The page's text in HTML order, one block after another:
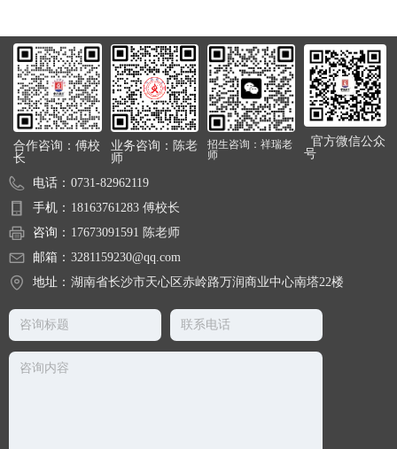
合作咨询：傅校
长
业务咨询：陈老
师
官方微信公众
号
招生咨询：祥瑞老
师
电话： 0731-82962119
手机： 18163761283 傅校长
咨询： 17673091591 陈老师
邮箱： 3281159230@qq.com
地址： 湖南省长沙市天心区赤岭路万润商业中心南塔22楼